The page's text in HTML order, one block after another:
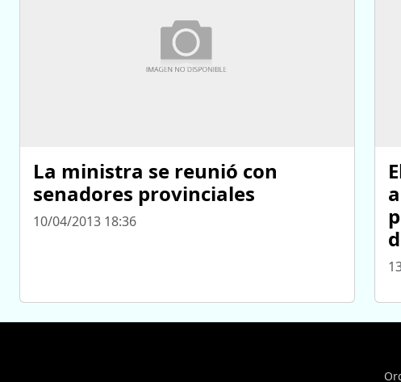
La ministra se reunió con
senadores provinciales
10/04/2013 18:36